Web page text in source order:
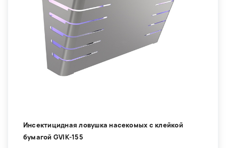
Инсектицидная ловушка насекомых с клейкой
бумагой GVIK-155